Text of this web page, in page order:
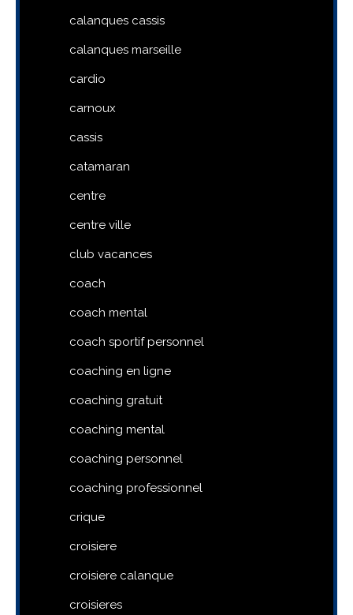
calanques cassis
calanques marseille
cardio
carnoux
cassis
catamaran
centre
centre ville
club vacances
coach
coach mental
coach sportif personnel
coaching en ligne
coaching gratuit
coaching mental
coaching personnel
coaching professionnel
crique
croisiere
croisiere calanque
croisieres